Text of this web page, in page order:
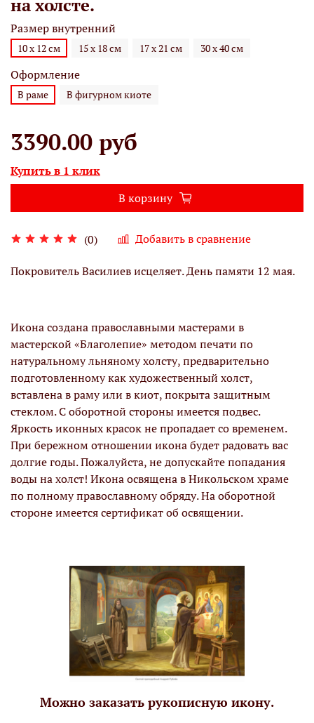
на холсте.
(0) Добавить в сравнение
Размер внутренний
10 х 12 см 15 х 18 см 17 х 21 см 30 х 40 см
Оформление
В раме В фигурном киоте
3390.00 руб
Купить в 1 клик
В корзину
Покровитель Василиев исцеляет. День памяти 12 мая.
Икона создана православными мастерами в
мастерской «Благолепие» методом печати по
натуральному льняному холсту, предварительно
подготовленному как художественный холст,
вставлена в раму или в киот, покрыта защитным
стеклом. С оборотной стороны имеется подвес.
Яркость иконных красок не пропадает со временем.
При бережном отношении икона будет радовать вас
долгие годы. Пожалуйста, не допускайте попадания
воды на холст! Икона освящена в Никольском храме
по полному православному обряду. На оборотной
стороне имеется сертификат об освящении.
Можно заказать рукописную икону.